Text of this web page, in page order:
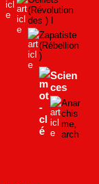
(Révolution
des ) I
Zapatiste
(Rébellion
)
Scien
ces
Anar
chis
me,
arch